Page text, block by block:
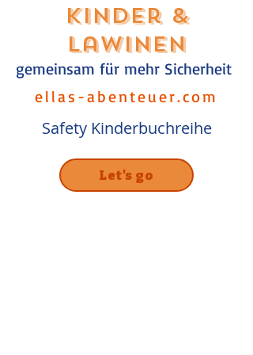
Kinder &
Lawinen
gemeinsam für mehr Sicherheit
ellas-abenteuer.com
Safety Kinderbuchreihe
Let's go